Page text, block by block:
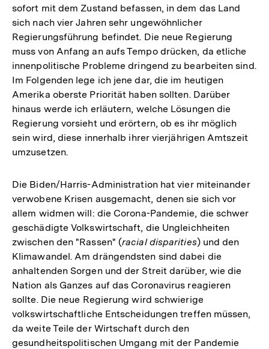
sofort mit dem Zustand befassen, in dem das Land
sich nach vier Jahren sehr ungewöhnlicher
Regierungsführung befindet. Die neue Regierung
muss von Anfang an aufs Tempo drücken, da etliche
innenpolitische Probleme dringend zu bearbeiten sind.
Im Folgenden lege ich jene dar, die im heutigen
Amerika oberste Priorität haben sollten. Darüber
hinaus werde ich erläutern, welche Lösungen die
Regierung vorsieht und erörtern, ob es ihr möglich
sein wird, diese innerhalb ihrer vierjährigen Amtszeit
umzusetzen.
Die Biden/Harris-Administration hat vier miteinander
verwobene Krisen ausgemacht, denen sie sich vor
allem widmen will: die Corona-Pandemie, die schwer
geschädigte Volkswirtschaft, die Ungleichheiten
zwischen den "Rassen" (racial disparities) und den
Klimawandel. Am drängendsten sind dabei die
anhaltenden Sorgen und der Streit darüber, wie die
Nation als Ganzes auf das Coronavirus reagieren
sollte. Die neue Regierung wird schwierige
volkswirtschaftliche Entscheidungen treffen müssen,
da weite Teile der Wirtschaft durch den
gesundheitspolitischen Umgang mit der Pandemie